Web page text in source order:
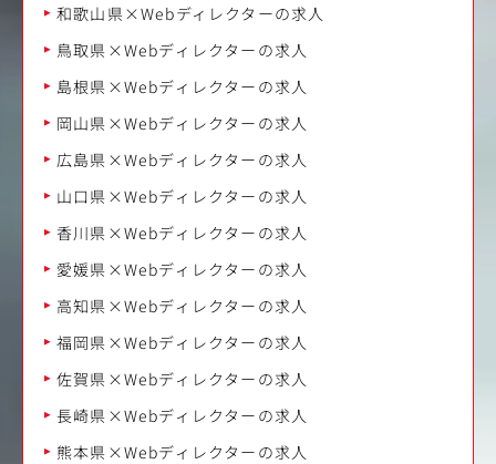
和歌山県×Webディレクターの求人
鳥取県×Webディレクターの求人
島根県×Webディレクターの求人
岡山県×Webディレクターの求人
広島県×Webディレクターの求人
山口県×Webディレクターの求人
香川県×Webディレクターの求人
愛媛県×Webディレクターの求人
高知県×Webディレクターの求人
福岡県×Webディレクターの求人
佐賀県×Webディレクターの求人
長崎県×Webディレクターの求人
熊本県×Webディレクターの求人